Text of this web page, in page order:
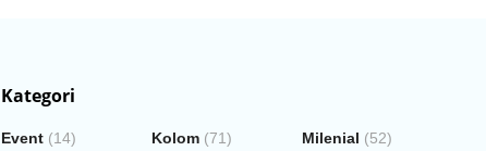
Kategori
Event(14) Kolom(71) Milenial (52)